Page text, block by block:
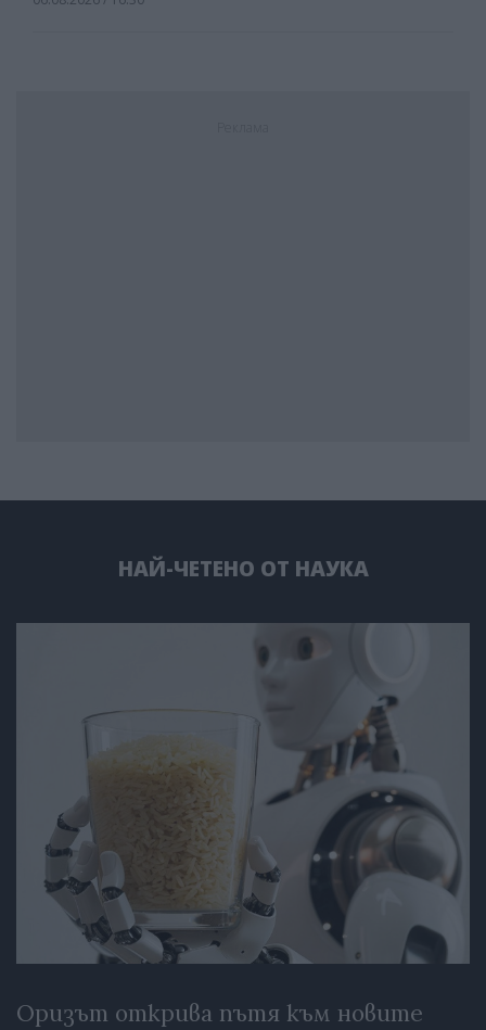
НАЙ-ЧЕТЕНО ОТ НАУКА
Оризът открива пътя към новите